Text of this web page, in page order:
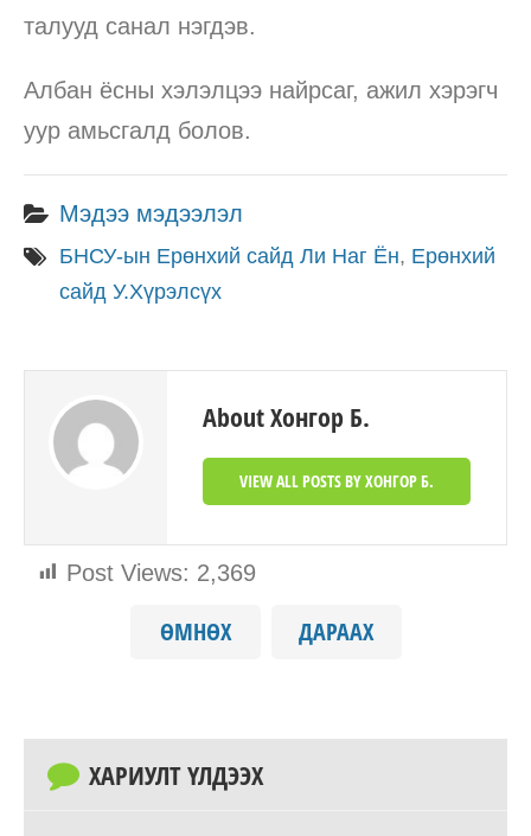
талууд санал нэгдэв.
Албан ёсны хэлэлцээ найрсаг, ажил хэрэгч
уур амьсгалд болов.
Post Views: 2,369
Мэдээ мэдээлэл
БНСУ-ын Ерөнхий сайд Ли Наг Ён, Ерөнхий
сайд У.Хүрэлсүх
About Хонгор Б.
VIEW ALL POSTS BY ХОНГОР Б.
ӨМНӨХ ДАРААХ
ХАРИУЛТ ҮЛДЭЭХ